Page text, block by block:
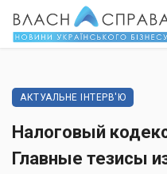
АКТУАЛЬНЕ ІНТЕРВ'Ю
Налоговый
Главные тезисы